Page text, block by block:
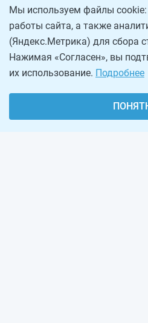
Мы используем файлы
работы сайта, а также
(Яндекс.Метрика) для сбора
Нажимая «Согласен», вы
их использование. Подробнее